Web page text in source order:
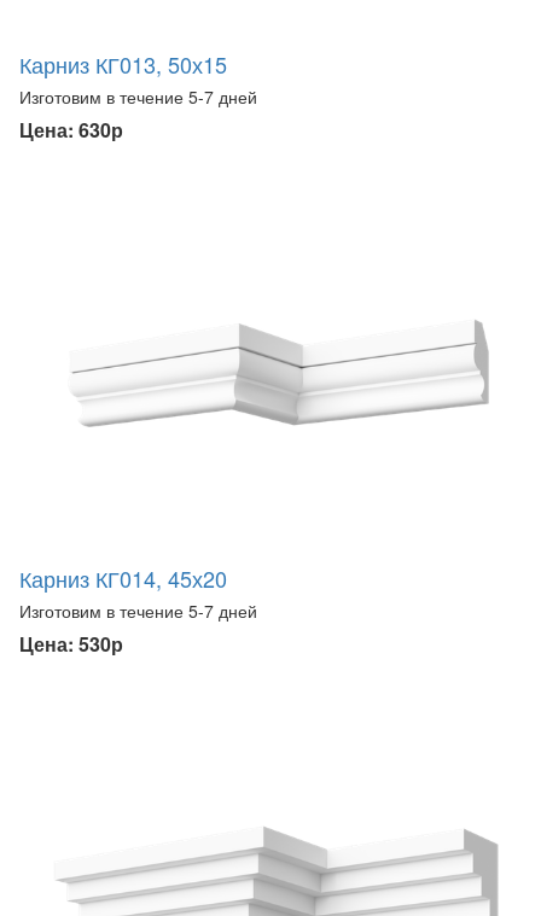
Карниз КГ013, 50х15
Изготовим в течение 5-7 дней
Цена: 630р
Карниз КГ014, 45х20
Изготовим в течение 5-7 дней
Цена: 530р